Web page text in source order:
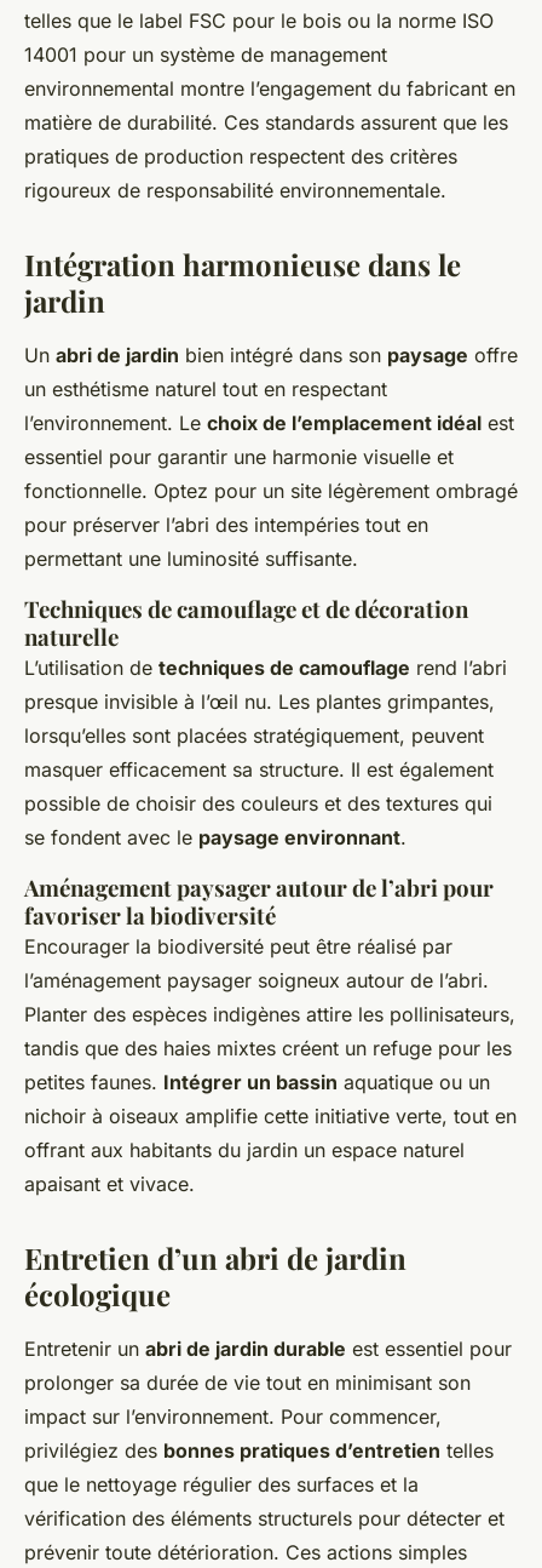
telles que le label FSC pour le bois ou la norme ISO
14001 pour un système de management
environnemental montre l’engagement du fabricant en
matière de durabilité. Ces standards assurent que les
pratiques de production respectent des critères
rigoureux de responsabilité environnementale.
Intégration harmonieuse dans le
jardin
Un abri de jardin bien intégré dans son paysage offre
un esthétisme naturel tout en respectant
l’environnement. Le choix de l’emplacement idéal est
essentiel pour garantir une harmonie visuelle et
fonctionnelle. Optez pour un site légèrement ombragé
pour préserver l’abri des intempéries tout en
permettant une luminosité suffisante.
Techniques de camouflage et de décoration
naturelle
L’utilisation de techniques de camouflage rend l’abri
presque invisible à l’œil nu. Les plantes grimpantes,
lorsqu’elles sont placées stratégiquement, peuvent
masquer efficacement sa structure. Il est également
possible de choisir des couleurs et des textures qui
se fondent avec le paysage environnant.
Aménagement paysager autour de l’abri pour
favoriser la biodiversité
Encourager la biodiversité peut être réalisé par
l’aménagement paysager soigneux autour de l’abri.
Planter des espèces indigènes attire les pollinisateurs,
tandis que des haies mixtes créent un refuge pour les
petites faunes. Intégrer un bassin aquatique ou un
nichoir à oiseaux amplifie cette initiative verte, tout en
offrant aux habitants du jardin un espace naturel
apaisant et vivace.
Entretien d’un abri de jardin
écologique
Entretenir un abri de jardin durable est essentiel pour
prolonger sa durée de vie tout en minimisant son
impact sur l’environnement. Pour commencer,
privilégiez des bonnes pratiques d’entretien telles
que le nettoyage régulier des surfaces et la
vérification des éléments structurels pour détecter et
prévenir toute détérioration. Ces actions simples